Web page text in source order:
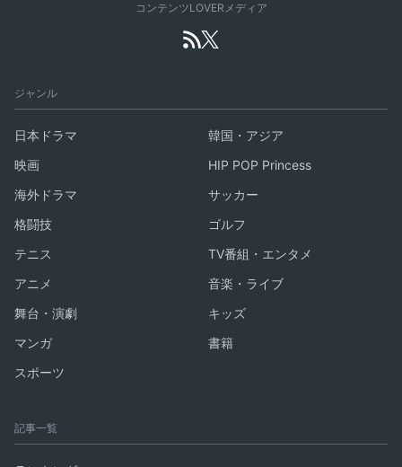
コンテンツLOVERメディア
ジャンル
日本ドラマ
韓国・アジア
映画
HIP POP Princess
海外ドラマ
サッカー
格闘技
ゴルフ
テニス
TV番組・エンタメ
アニメ
音楽・ライブ
舞台・演劇
キッズ
マンガ
書籍
スポーツ
記事一覧